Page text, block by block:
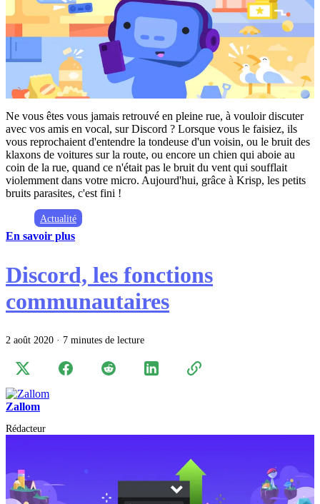
Ne vous êtes vous jamais retrouvé en pleine rue, à vouloir discuter
avec vos amis en vocal, sur Discord ? Lorsque vous le faisiez, ils
vous reprochaient d'entendre la tondeuse d'un voisin, ou le bruit des
klaxons de voitures sur la route, ou encore un chien qui aboie au
coin de la rue, quand ce n'était pas le bruit du vent qui soufflait
violemment dans votre micro. Aujourd'hui, grâce à Krisp, les petits
bruits parasites, c'est fini !
Actualité
En savoir plus
Discord, les fonctions
communautaires
2 août 2020 · 7 minutes de lecture
Zallom
Rédacteur